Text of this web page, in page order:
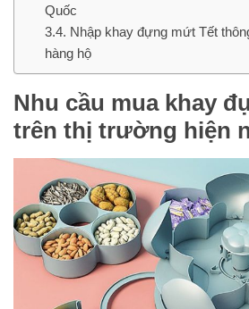
Quốc
Nhập khay đựng mứt Tết
hàng hộ
Nhu cầu mua khay
trên thị trường hiện